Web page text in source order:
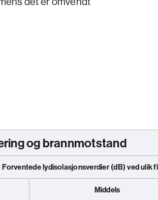
og brannmotstand
Forventede lydisolasjonsverdier (dB) ved ulik
Middels